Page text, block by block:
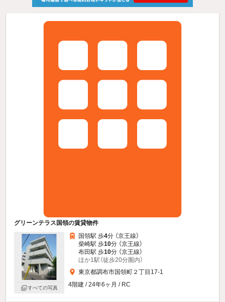
グリーンテラス国領の賃貸物件
すべての写真
国領駅 歩4分 （京王線）
柴崎駅 歩10分 （京王線）
布田駅 歩10分 （京王線）
ほか1駅（徒歩20分圏内）
東京都調布市国領町２丁目17-1
4階建 / 24年6ヶ月 / RC